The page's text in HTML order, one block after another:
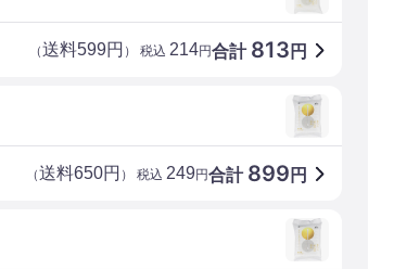
合計 813 円
（送料599円 ） 税込 214円
合計 899 円
（送料650円 ） 税込 249円